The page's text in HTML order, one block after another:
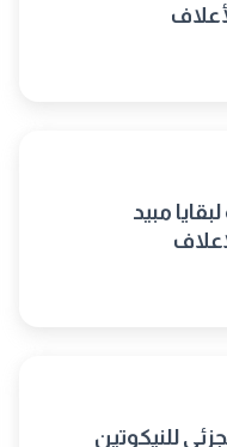
مبيد
للنيكوتين